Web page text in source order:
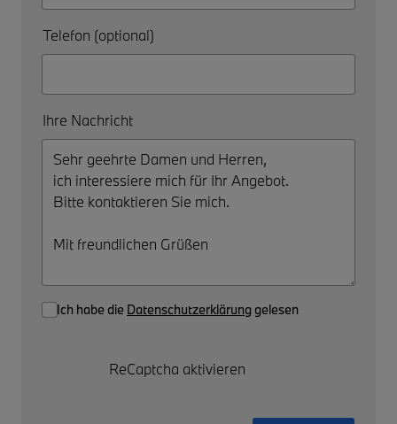
Telefon (optional)
Ihre Nachricht
Ich habe die Datenschutzerklärung gelesen
ReCaptcha aktivieren